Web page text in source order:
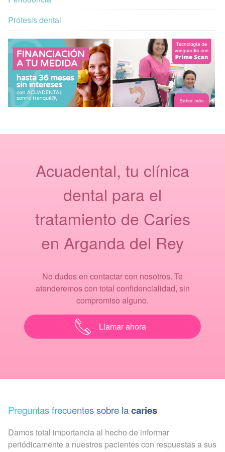
Prótesis dental
Acuadental, tu clínica
dental para el
tratamiento de Caries
en Arganda del Rey
No dudes en contactar con nosotros. Te
atenderemos con total confidencialidad, sin
compromiso alguno.
Llamar ahora
Preguntas frecuentes sobre lacaries
Damos total importancia al hecho de informar
periódicamente a nuestros pacientes con respuestas a sus